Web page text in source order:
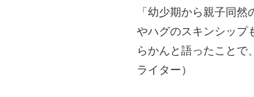
「幼少期から親子同
やハグのスキンシップ
らかんと語ったことで
ライター）